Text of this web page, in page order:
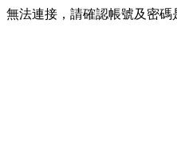
無法連接，請確認帳號及密碼